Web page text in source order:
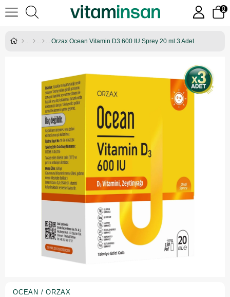
0
Orzax Ocean Vitamin D3 600 IU Sprey 20 ml 3 Adet
OCEAN / ORZAX